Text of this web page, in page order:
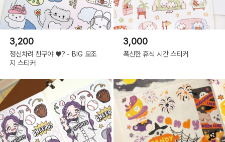
3,200
정신차려 친구야 ♥? - BIG 모조
지 스티커
3,000
폭신한 휴식 시간 스티커